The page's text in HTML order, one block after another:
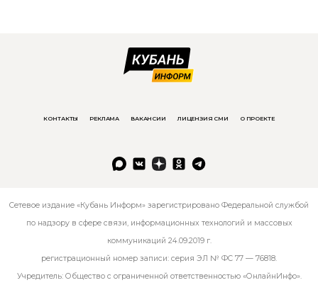
КОНТАКТЫ РЕКЛАМА ВАКАНСИИ ЛИЦЕНЗИЯ СМИ О ПРОЕКТЕ
Сетевое издание «Кубань Информ» зарегистрировано Федеральной службой
по надзору в сфере связи, информационных технологий и массовых
коммуникаций 24.09.2019 г.
регистрационный номер записи: серия ЭЛ № ФС 77 — 76818.
Учредитель: Общество с ограниченной ответственностью «ОнлайнИнфо».